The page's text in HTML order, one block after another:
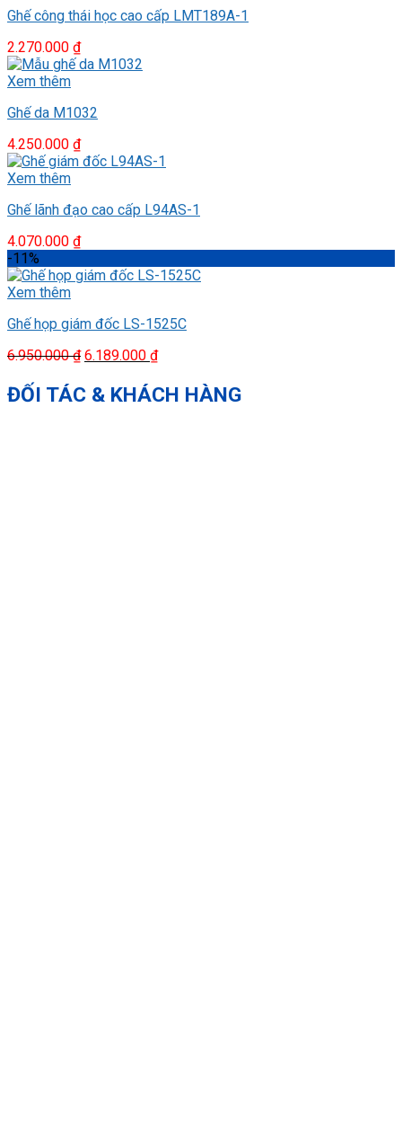
Ghế công thái học cao cấp LMT189A-1
2.270.000 ₫
Xem thêm
Ghế da M1032
4.250.000 ₫
Xem thêm
Ghế lãnh đạo cao cấp L94AS-1
4.070.000 ₫
-11%
Xem thêm
Ghế họp giám đốc LS-1525C
6.950.000₫ Giá
là:
6.950.000 ₫.
6.189.000 ₫Giá
tại
là:
ĐỐI TÁC & KHÁCH HÀNG